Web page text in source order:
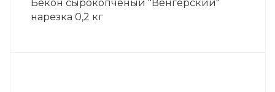
Бекон сырокопчёный "Венгерский"
нарезка 0,2 кг